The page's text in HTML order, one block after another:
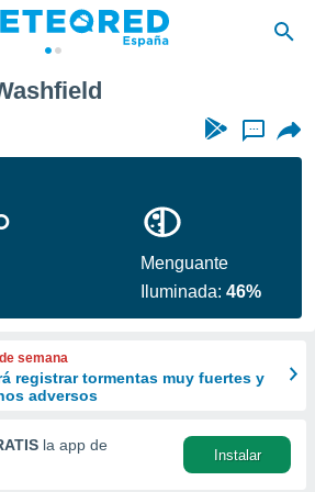
...
Menguante
Iluminada:46%
semana
registrar tormentas muy fuertes y
adversos
la app de
Instalar